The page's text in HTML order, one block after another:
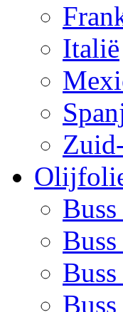
Italië